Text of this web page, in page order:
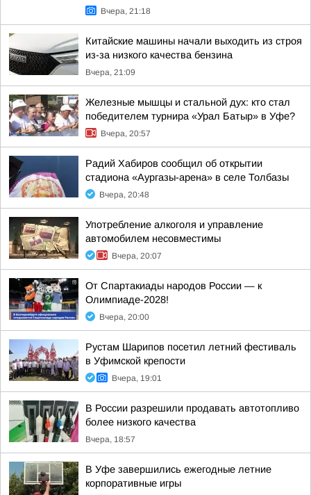
Вчера, 21:18
Китайские машины начали выходить из строя
из-за низкого качества бензина
Вчера, 21:09
Железные мышцы и стальной дух: кто стал
победителем турнира «Урал Батыр» в Уфе?
Вчера, 20:57
Радий Хабиров сообщил об открытии
стадиона «Аургазы-арена» в селе Толбазы
Вчера, 20:48
Употребление алкоголя и управление
автомобилем несовместимы
Вчера, 20:07
От Спартакиады народов России — к
Олимпиаде-2028!
Вчера, 20:00
Рустам Шарипов посетил летний фестиваль
в Уфимской крепости
Вчера, 19:01
В России разрешили продавать автотопливо
более низкого качества
Вчера, 18:57
В Уфе завершились ежегодные летние
корпоративные игры